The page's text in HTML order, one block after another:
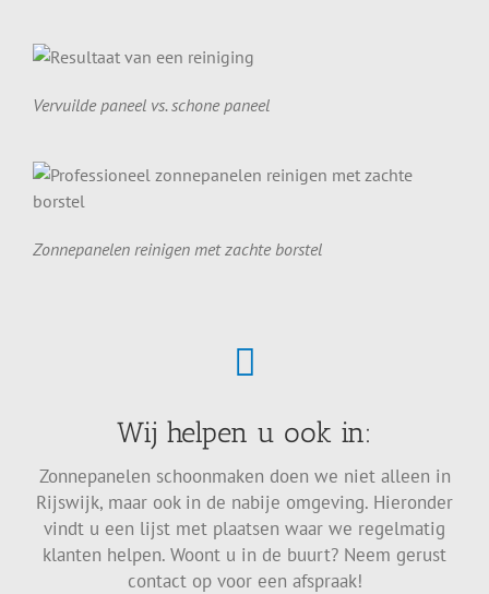
Vervuilde paneel vs. schone paneel
Zonnepanelen reinigen met zachte borstel
Wij helpen u ook in:
Zonnepanelen schoonmaken doen we niet alleen in
Rijswijk, maar ook in de nabije omgeving. Hieronder
vindt u een lijst met plaatsen waar we regelmatig
klanten helpen. Woont u in de buurt? Neem gerust
contact op voor een afspraak!